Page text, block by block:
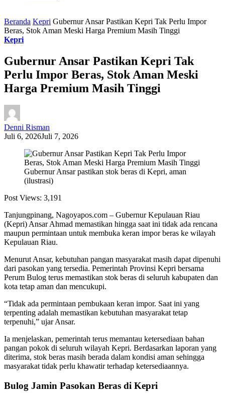
Beranda Kepri Gubernur Ansar Pastikan Kepri Tak Perlu Impor
Beras, Stok Aman Meski Harga Premium Masih Tinggi
Kepri
Gubernur Ansar Pastikan Kepri Tak
Perlu Impor Beras, Stok Aman Meski
Harga Premium Masih Tinggi
Denni Risman
Juli 6, 2026Juli 7, 2026
Gubernur Ansar pastikan stok beras di Kepri, aman
(ilustrasi)
Post Views: 3,191
Tanjungpinang, Nagoyapos.com – Gubernur Kepulauan Riau
(Kepri) Ansar Ahmad memastikan hingga saat ini tidak ada rencana
maupun permintaan untuk membuka keran impor beras ke wilayah
Kepulauan Riau.
Menurut Ansar, kebutuhan pangan masyarakat masih dapat dipenuhi
dari pasokan yang tersedia. Pemerintah Provinsi Kepri bersama
Perum Bulog terus memastikan stok beras di seluruh kabupaten dan
kota tetap aman dan mencukupi.
“Tidak ada permintaan pembukaan keran impor. Saat ini yang
terpenting adalah memastikan kebutuhan masyarakat tetap
terpenuhi,” ujar Ansar.
Ia menjelaskan, pemerintah terus memantau ketersediaan bahan
pangan pokok di seluruh wilayah Kepri. Berdasarkan laporan yang
diterima, stok beras masih berada dalam kondisi aman sehingga
masyarakat tidak perlu khawatir terhadap ketersediaannya.
Bulog Jamin Pasokan Beras di Kepri